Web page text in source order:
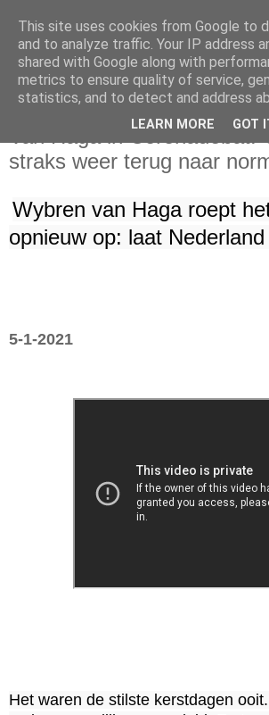
woensdag 6 januari 2021
Van Haga in Coronadebat:
straks weer terug naar
Wybren van Haga roept
opnieuw op: laat
5-1-2021
Het waren de stilste kerstdagen
This site uses cookies from Google to
and to analyze traffic. Your IP address
shared with Google along with
metrics to ensure quality of service,
statistics, and to detect and address
LEARN MORE GOT